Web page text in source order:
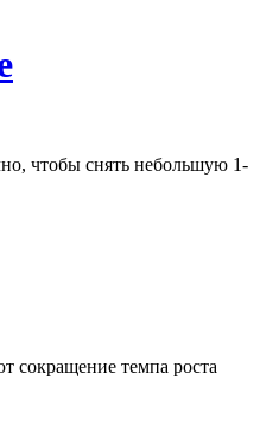
чтобы снять небольшую 1-
сокращение темпа роста